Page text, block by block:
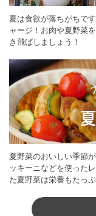
夏は食欲が落ちがちで
ャージ！お肉や夏野菜
き飛ばしましょう！
夏野菜のおいしい季節
ッキーニなどを使った
た夏野菜は栄養もたっ